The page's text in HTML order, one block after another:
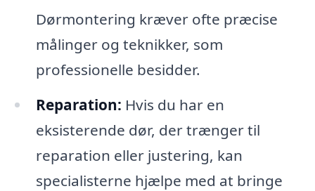
Dørmontering kræver ofte præcise
målinger og teknikker, som
professionelle besidder.
Reparation: Hvis du har en
eksisterende dør, der trænger til
reparation eller justering, kan
specialisterne hjælpe med at bringe